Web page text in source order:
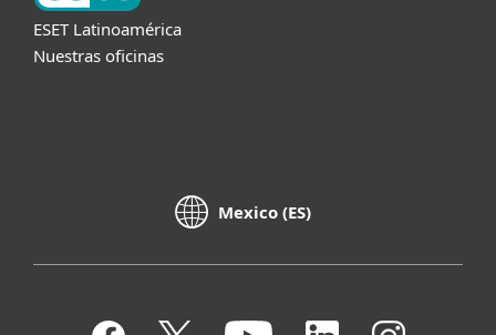
ESET Latinoamérica
Nuestras oficinas
Mexico (ES)